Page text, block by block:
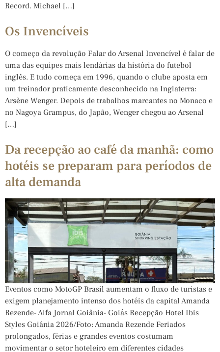
Record. Michael […]
Os Invencíveis
O começo da revolução Falar do Arsenal Invencível é falar de
uma das equipes mais lendárias da história do futebol
inglês. E tudo começa em 1996, quando o clube aposta em
um treinador praticamente desconhecido na Inglaterra:
Arsène Wenger. Depois de trabalhos marcantes no Monaco e
no Nagoya Grampus, do Japão, Wenger chegou ao Arsenal
[…]
Da recepção ao café da manhã: como
hotéis se preparam para períodos de
alta demanda
Eventos como MotoGP Brasil aumentam o fluxo de turistas e
exigem planejamento intenso dos hotéis da capital Amanda
Rezende- Alfa Jornal Goiânia- Goiás Recepção Hotel Ibis
Styles Goiânia 2026/Foto: Amanda Rezende Feriados
prolongados, férias e grandes eventos costumam
movimentar o setor hoteleiro em diferentes cidades